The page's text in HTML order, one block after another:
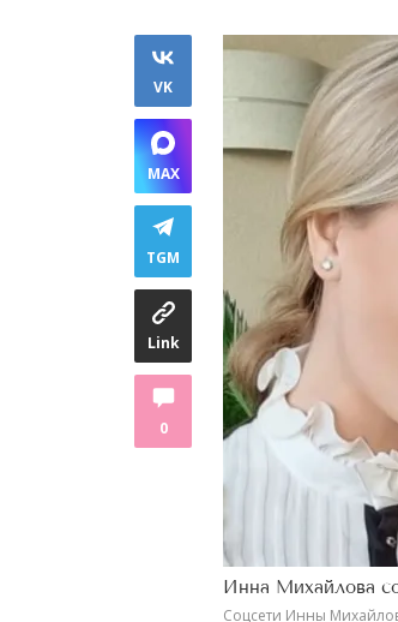
VK
MAX
TGM
Link
0
Инна Михайлова
Соцсети Инны